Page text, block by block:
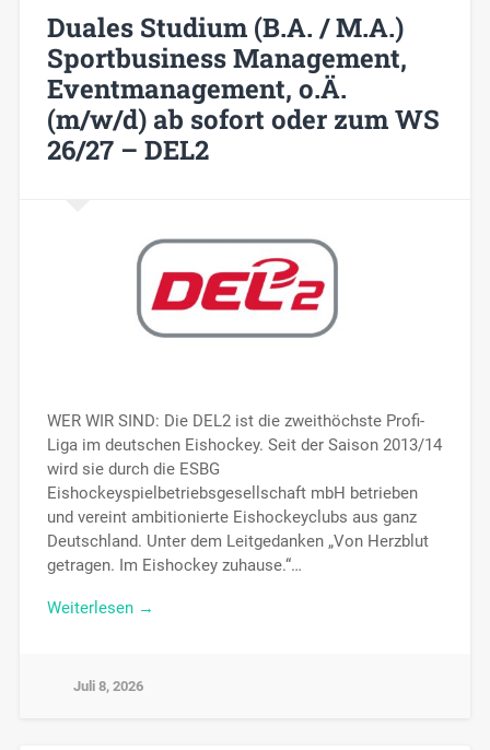
Duales Studium (B.A. / M.A.)
Sportbusiness Management,
Eventmanagement, o.Ä.
(m/w/d) ab sofort oder zum WS
26/27 – DEL2
WER WIR SIND: Die DEL2 ist die zweithöchste Profi-
Liga im deutschen Eishockey. Seit der Saison 2013/14
wird sie durch die ESBG
Eishockeyspielbetriebsgesellschaft mbH betrieben
und vereint ambitionierte Eishockeyclubs aus ganz
Deutschland. Unter dem Leitgedanken „Von Herzblut
getragen. Im Eishockey zuhause.“…
Weiterlesen →
Juli 8, 2026